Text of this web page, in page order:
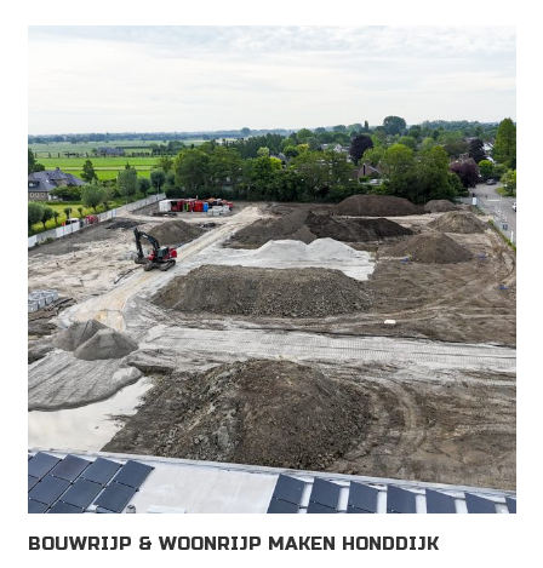
BOUWRIJP & WOONRIJP MAKEN HONDDIJK